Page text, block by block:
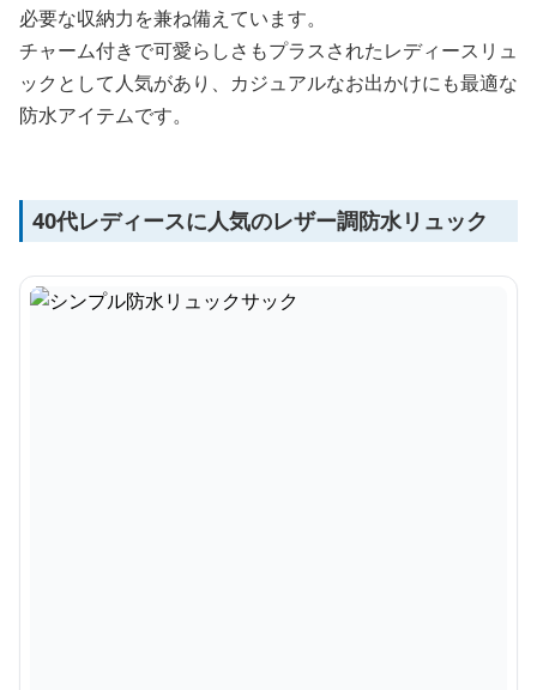
必要な収納力を兼ね備えています。
チャーム付きで可愛らしさもプラスされたレディースリュ
ックとして人気があり、カジュアルなお出かけにも最適な
防水アイテムです。
40代レディースに人気のレザー調防水リュック